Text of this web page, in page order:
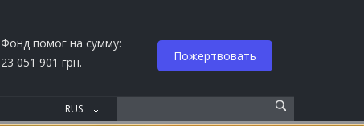
Фонд помог на сумму:
23 051 901 грн.
Пожертвовать